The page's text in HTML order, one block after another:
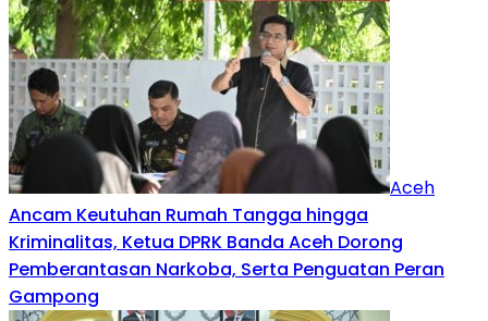
Aceh
Ancam Keutuhan Rumah Tangga hingga
Kriminalitas, Ketua DPRK Banda Aceh Dorong
Pemberantasan Narkoba, Serta Penguatan Peran
Gampong